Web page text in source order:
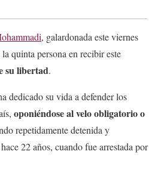
, galardonada este viernes
la quinta persona en recibir este
su libertad.
dedicado su vida a defender los
oponiéndose al velo obligatorioo
repetidamente detenida y
22 años, cuando fue arrestada por